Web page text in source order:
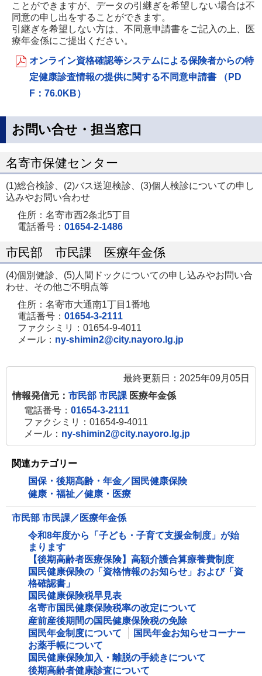
ことができますが、データの引継ぎを希望しない場合は不
同意の申し出をすることができます。
引継ぎを希望しない方は、不同意申請書をご記入の上、医
療年金係にご提出ください。
オンライン資格確認等システムによる保険者からの特
定健康診査情報の提供に関する不同意申請書 （PD
F：76.0KB）
お問い合せ・担当窓口
名寄市保健センター
(1)総合検診、(2)バス送迎検診、(3)個人検診についての申し
込みやお問い合わせ
住所：名寄市西2条北5丁目
電話番号： 01654-2-1486
市民部 市民課 医療年金係
(4)個別健診、(5)人間ドックについての申し込みやお問い合
わせ、その他ご不明点等
住所：名寄市大通南1丁目1番地
電話番号： 01654-3-2111
ファクシミリ：01654-9-4011
メール： ny-shimin2@city.nayoro.lg.jp
最終更新日：2025年09月05日
情報発信元： 市民部 市民課 医療年金係
電話番号： 01654-3-2111
ファクシミリ：01654-9-4011
メール： ny-shimin2@city.nayoro.lg.jp
関連カテゴリー
国保・後期高齢・年金／国民健康保険
健康・福祉／健康・医療
市民部 市民課／医療年金係
令和8年度から「子ども・子育て支援金制度」が始
まります
【後期高齢者医療保険】高額介護合算療養費制度
国民健康保険の「資格情報のお知らせ」および「資
格確認書」
国民健康保険税早見表
名寄市国民健康保険税率の改定について
産前産後期間の国民健康保険税の免除
国民年金制度について
国民年金お知らせコーナー
お薬手帳について
国民健康保険加入・離脱の手続きについて
後期高齢者健康診査について